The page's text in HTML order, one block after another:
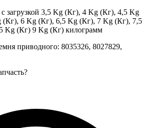
загрузкой 3,5 Kg (Кг), 4 Kg (Кг), 4,5 Kg
6 Kg (Кг), 6,5 Kg (Кг), 7 Kg (Кг), 7,5
Kg (Кг) 9 Kg (Кг) килограмм
приводного: 8035326, 8027829,